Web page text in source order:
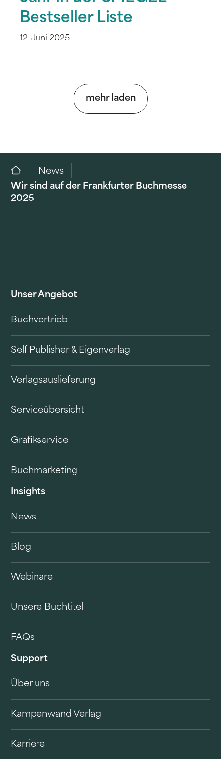
Bestseller Liste
12. Juni 2025
mehr laden
News
Wir sind auf der Frankfurter Buchmesse
2025
Unser Angebot
Buchvertrieb
Self Publisher & Eigenverlag
Verlagsauslieferung
Serviceübersicht
Grafikservice
Buchmarketing
Insights
News
Blog
Webinare
Unsere Buchtitel
FAQs
Support
Über uns
Kampenwand Verlag
Karriere